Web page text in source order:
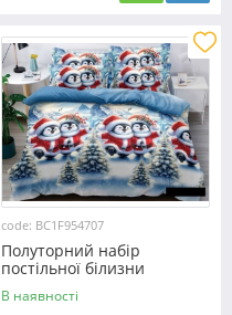
code: BC1F954707
Полуторний набір
постільної білизни
150*220 з Фланелі
№954707 Черешенька™
В наявності